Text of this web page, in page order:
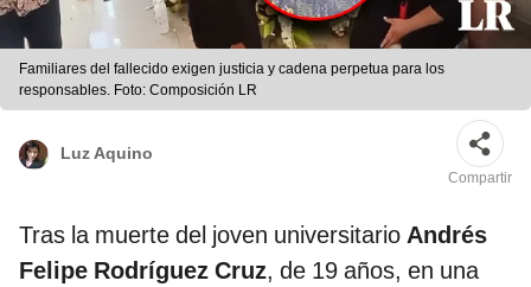
Familiares del fallecido exigen justicia y cadena perpetua para los
responsables. Foto: Composición LR
Luz Aquino
Compartir
Tras la muerte del joven universitario Andrés
Felipe Rodríguez Cruz, de 19 años, en una